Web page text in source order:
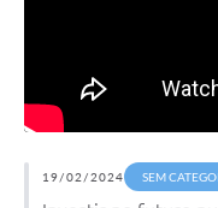
19/02/2024 SEM